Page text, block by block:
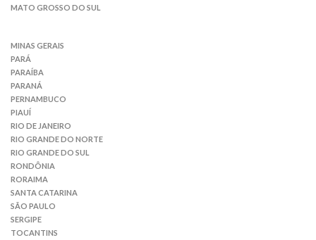
MATO GROSSO DO SUL
MINAS GERAIS
PARÁ
PARAÍBA
PARANÁ
PERNAMBUCO
PIAUÍ
RIO DE JANEIRO
RIO GRANDE DO NORTE
RIO GRANDE DO SUL
RONDÔNIA
RORAIMA
SANTA CATARINA
SÃO PAULO
SERGIPE
TOCANTINS